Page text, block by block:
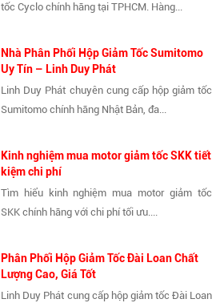
tốc Cyclo chính hãng tại TPHCM. Hàng...
Nhà Phân Phối Hộp Giảm Tốc Sumitomo
Uy Tín – Linh Duy Phát
Linh Duy Phát chuyên cung cấp hộp giảm tốc
Sumitomo chính hãng Nhật Bản, đa...
Kinh nghiệm mua motor giảm tốc SKK tiết
kiệm chi phí
Tìm hiểu kinh nghiệm mua motor giảm tốc
SKK chính hãng với chi phí tối ưu....
Phân Phối Hộp Giảm Tốc Đài Loan Chất
Lượng Cao, Giá Tốt
Linh Duy Phát cung cấp hộp giảm tốc Đài Loan